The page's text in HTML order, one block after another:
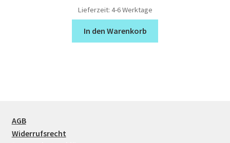
Lieferzeit: 4-6 Werktage
In den Warenkorb
AGB
Widerrufsrecht